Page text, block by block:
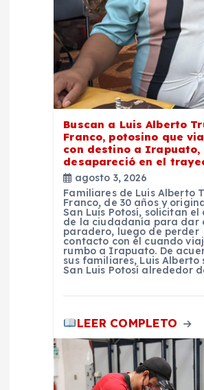
Buscan a Luis Alberto
Franco, potosino que
con destino a Irapuato,
desapareció en el
agosto 3, 2026
Familiares de Luis Alberto
Franco, de 30 años y
San Luis Potosí, solicitan el
de la ciudadanía para dar
paradero, luego de perder
contacto con él cuando
rumbo a Irapuato. De
sus familiares, Luis Alberto
San Luis Potosí alrededor
LEER COMPLETO